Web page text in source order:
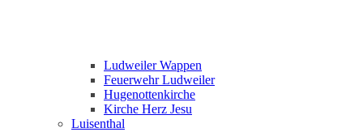
Ludweiler Wappen
Feuerwehr Ludweiler
Hugenottenkirche
Kirche Herz Jesu
Luisenthal